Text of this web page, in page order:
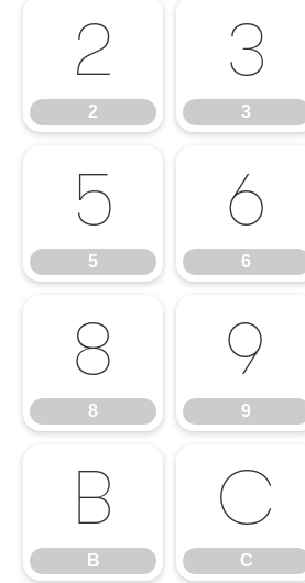
2
2
3
3
5
5
6
6
8
8
9
9
B
B
C
C